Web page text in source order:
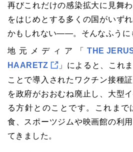
再びこれだけの感染拡大に見舞
をはじめとする多くの国がいず
かもしれない――。そんなふうに
地元メディア「THE
HAARETZ
」によると、これ
ことで導入されたワクチン接種
を政府がおおむね廃止し、大型
る方針とのことです。これまで
食、スポーツジムや映画館の利
てきました。